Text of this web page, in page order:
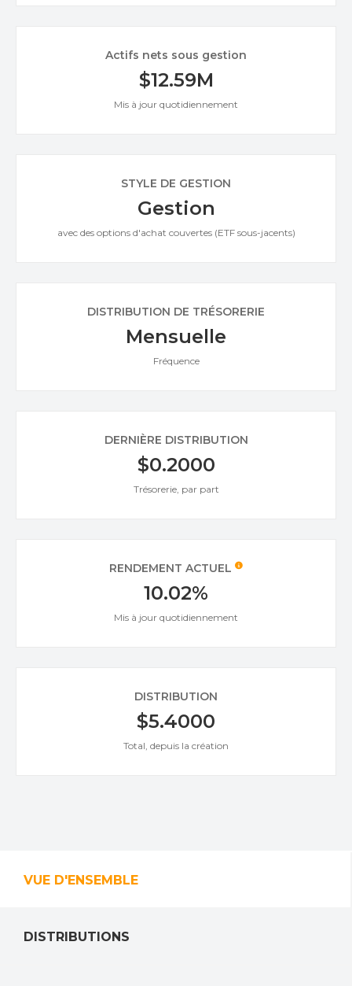
Actifs nets sous gestion
$12.59M
Mis à jour quotidiennement
STYLE DE GESTION
Gestion
avec des options d'achat couvertes (ETF sous-jacents)
DISTRIBUTION DE TRÉSORERIE
Mensuelle
Fréquence
DERNIÈRE DISTRIBUTION
$0.2000
Trésorerie, par part
RENDEMENT ACTUEL
10.02%
Mis à jour quotidiennement
DISTRIBUTION
$5.4000
Total, depuis la création
VUE D'ENSEMBLE
DISTRIBUTIONS